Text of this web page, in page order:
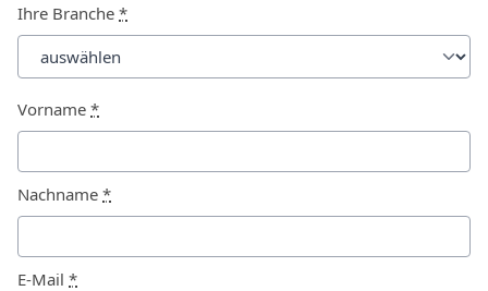
Ihre Branche *
Vorname *
Nachname *
E-Mail *